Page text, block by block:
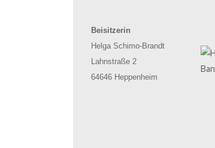
Beisitzerin
Helga Schimo-Brandt
Lahnstraße 2
64646 Heppenheim